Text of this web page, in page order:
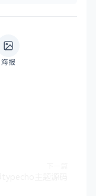
海报